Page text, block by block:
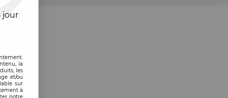
jour
la
les
et/ou
sur
à